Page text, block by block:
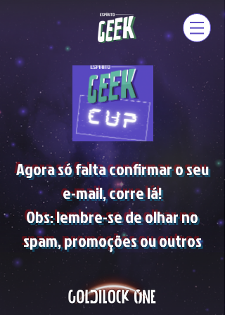
Agora só falta confirmar o seu
e-mail, corre lá!
Obs: lembre-se de olhar no
spam, promoções ou outros